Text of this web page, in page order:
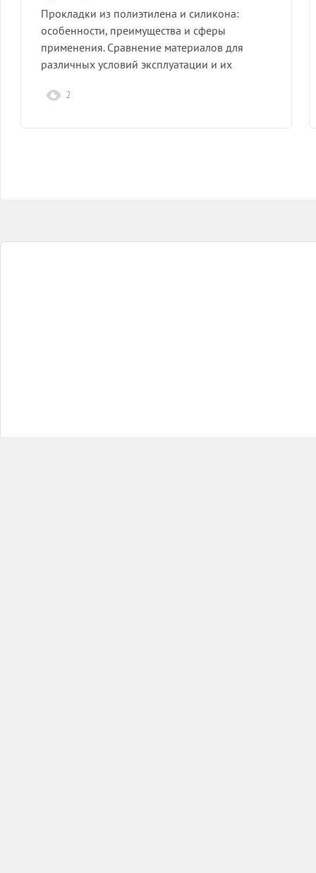
Прокладки из полиэтилена и силикона:
особенности, преимущества и сферы
применения. Сравнение материалов для
различных условий эксплуатации и их
2